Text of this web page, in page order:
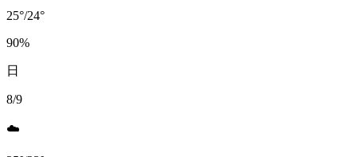
25°/24°
90%
日
8/9
☁️